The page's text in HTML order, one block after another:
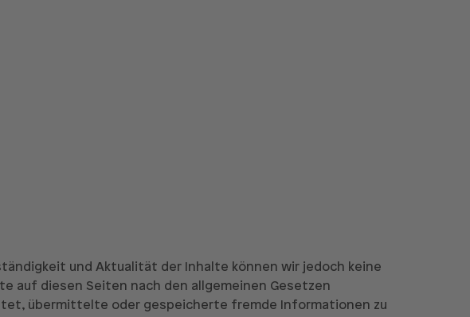
und Aktualität der Inhalte können wir jedoch keine
auf diesen Seiten nach den allgemeinen Gesetzen
übermittelte oder gespeicherte fremde Informationen zu